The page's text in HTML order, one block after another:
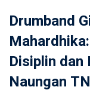
Drumband
Disiplin dan
Naungan